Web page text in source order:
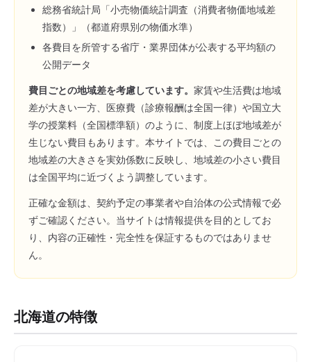
総務省統計局「小売物価統計調査（消費者物価地域差
指数）」（都道府県別の物価水準）
各費目を所管する省庁・業界団体が公表する平均額の
公開データ
費目ごとの地域差を考慮しています。 家賃や生活費は地域
差が大きい一方、医療費（診療報酬は全国一律）や国立大
学の授業料（全国標準額）のように、制度上ほぼ地域差が
生じない費目もあります。本サイトでは、この費目ごとの
地域差の大きさを実効係数に反映し、地域差の小さい費目
は全国平均に近づくよう調整しています。
正確な金額は、契約予定の事業者や自治体の公式情報で必
ずご確認ください。当サイトは情報提供を目的としてお
り、内容の正確性・完全性を保証するものではありませ
ん。
北海道の特徴